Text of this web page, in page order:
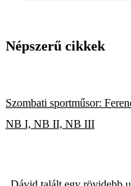
Népszerű cikkek
Szombati sportműsor:
NB I, NB II, NB III